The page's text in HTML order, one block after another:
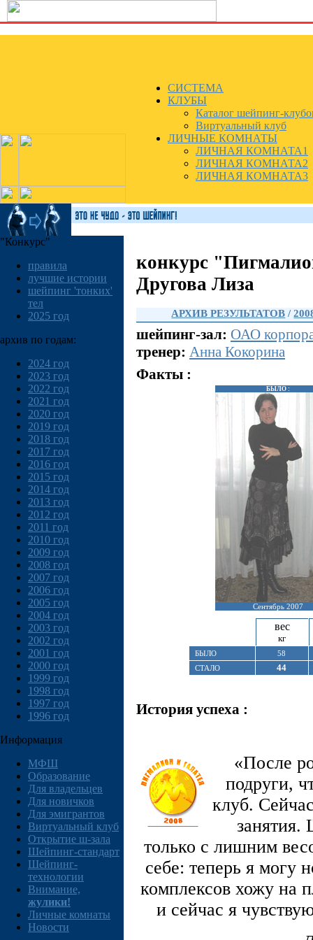
СИСТЕМА
КЛУБЫ
Каталог шейпинг-
Виртуальный клуб
ЛИЧНЫЕ КОМНАТЫ
ЛИЧНАЯ КОМНАТА1
ЛИЧНАЯ КОМНАТА2
ЛИЧНАЯ КОМНАТА3
"Конкурс"
правила
лучшие истории
шейпинг 'тонких'
тел
2025 год
архив по годам:
2024 год
2023 год
2022 год
2021 год
2020 год
2019 год
2018 год
2017 год
2016 год
2015 год
2014 год
2013 год
2012 год
2011 год
2010 год
2009 год
2008 год
2007 год
2006 год
2005 год
2004 год
2003 год
2002 год
2001 год
2000 год
1999 год
1998 год
1997 год
1996 год
Информация
МФШ
Образование
Для владельцев
Для новичков
Для эмигрантов
Виртуальный клуб
Открытие ш-зала
Шейпинг-стандарт
Шейпинг-
технологии
Внимание,
жулики!
Личные комнаты
Новости
конкурс
Другова Лиза
АРХИВ РЕЗУЛЬТАТОВ /
шейпинг-зал: ОАО
тренер: Анна Кокорина
Факты :
БЫЛО :
Сентябрь 2007
вес
кг
БЫЛО
58
СТАЛО
44
История успеха :
«После
подруги,
клуб.
занятия.
только с лишним
себе: теперь я могу
комплексов хожу на
и сейчас я